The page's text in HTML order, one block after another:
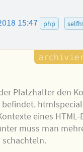
15:47 php
Platzhalter den
befindet.
eines
muss man
schachteln.